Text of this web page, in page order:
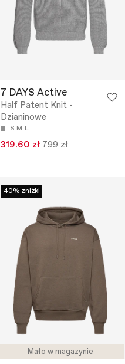
7 DAYS Active
Half Patent Knit -
Dzianinowe
S M L
319.60 zł 799 zł
Mało w magazynie
40% zniżki